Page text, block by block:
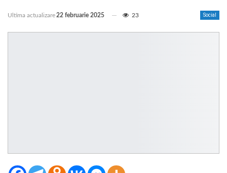
Social
Ultima actualizare22 februarie 2025 23